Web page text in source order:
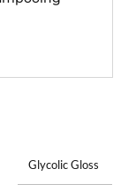
Glycolic Gloss